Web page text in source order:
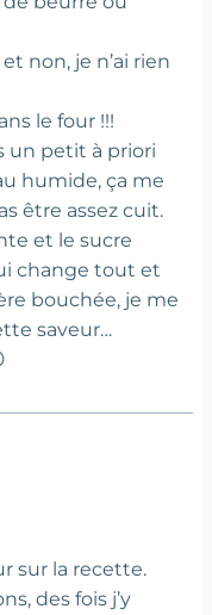
non, je n’ai rien
le four !!!
un petit à priori
humide, ça me
être assez cuit.
et le sucre
change tout et
bouchée, je me
saveur…
sur la recette.
des fois j’y